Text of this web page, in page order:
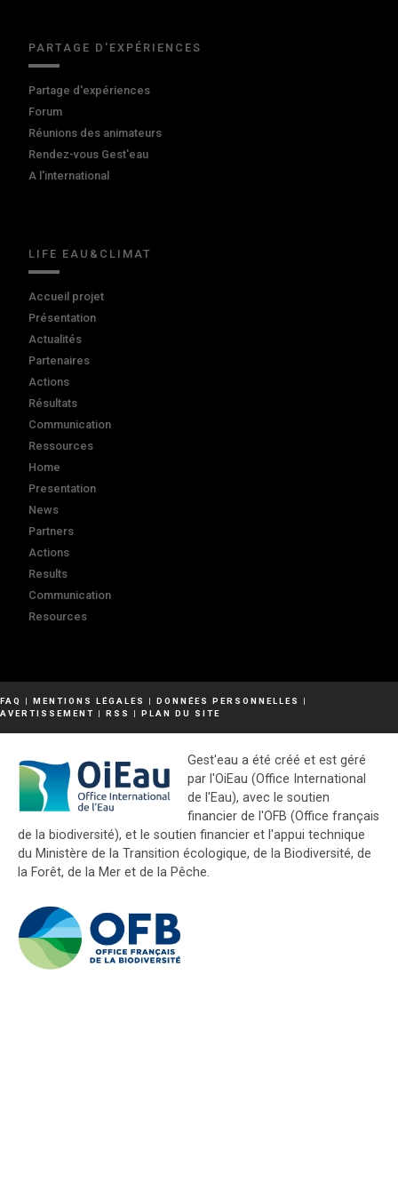
PARTAGE D'EXPÉRIENCES
Partage d'expériences
Forum
Réunions des animateurs
Rendez-vous Gest'eau
A l'international
LIFE EAU&CLIMAT
Accueil projet
Présentation
Actualités
Partenaires
Actions
Résultats
Communication
Ressources
Home
Presentation
News
Partners
Actions
Results
Communication
Resources
FAQ | MENTIONS LÉGALES | DONNÉES PERSONNELLES
|
AVERTISSEMENT | RSS | PLAN DU SITE
Gest'eau a été créé et est géré
par l'OiEau (Office International
de l'Eau), avec le soutien
financier de l'OFB (Office français
de la biodiversité), et le soutien financier et l'appui technique
du Ministère de la Transition écologique, de la Biodiversité, de
la Forêt, de la Mer et de la Pêche.